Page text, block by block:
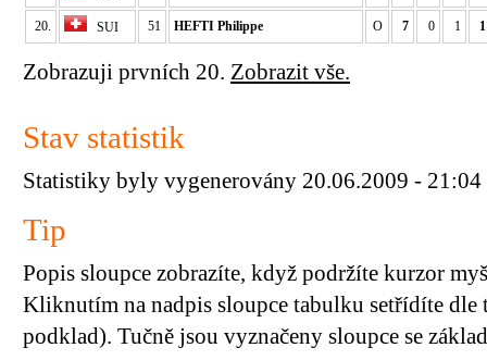
20. SUI 51 HEFTI Philippe O 7 0 1 1
Zobrazuji prvních 20. Zobrazit vše.
Stav statistik
Statistiky byly vygenerovány 20.06.2009 - 21:04
Tip
Popis sloupce zobrazíte, když podržíte kurzor
Kliknutím na nadpis sloupce tabulku setřídíte dle
podklad). Tučně jsou vyznačeny sloupce se